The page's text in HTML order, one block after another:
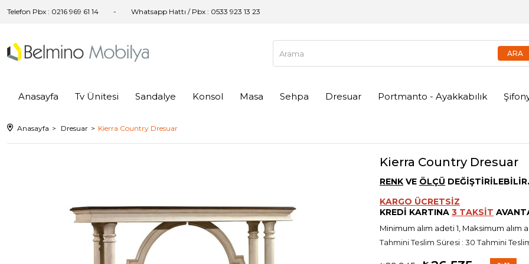
Telefon Pbx : 0216 969 61 14 Whatsapp Hattı / Pbx : 0533 923 13 23
Anasayfa Tv Ünitesi Sandalye Konsol Masa Sehpa Dresuar Portmanto - Ayakkabılık
Anasayfa Dresuar Kierra Country Dresuar
Kierra Country Dresuar
RENK VE ÖLÇÜ
KARGO ÜCRETSİZ
KREDİ KARTINA 3 TAKSİT
Minimum alım adeti 1, Maksimum alım
Tahmini Teslim Süresi : 30 Tahmini